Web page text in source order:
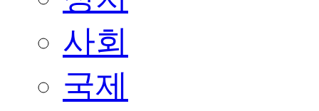
사회
국제